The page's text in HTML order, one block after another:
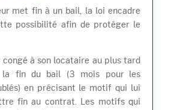
met fin à un bail, la loi encadre
possibilité afin de protéger le
congé à son locataire au plus tard
la fin du bail (3 mois pour les
en précisant le motif qui lui
fin au contrat. Les motifs qui